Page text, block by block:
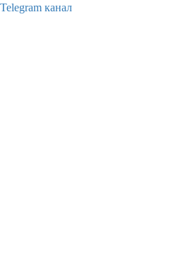
Telegram канал